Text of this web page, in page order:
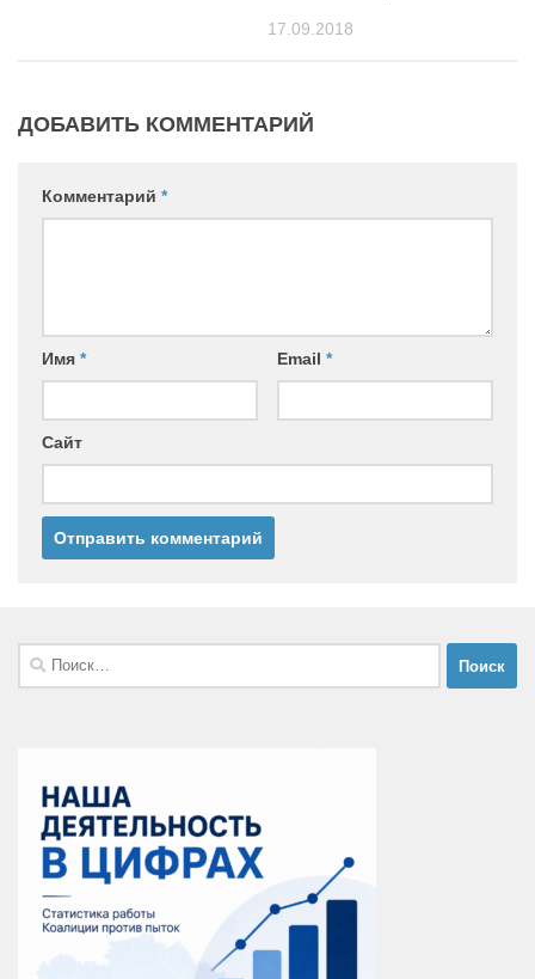
17.09.2018
ДОБАВИТЬ КОММЕНТАРИЙ
Комментарий *
Имя * Email *
Сайт
Найти: